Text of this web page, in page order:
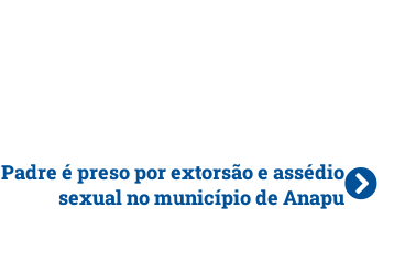
Padre é preso por extorsão e assédio
sexual no município de Anapu